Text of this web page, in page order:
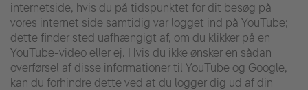
internetside, hvis du på tidspunktet for dit besøg på
vores internet side samtidig var logget ind på YouTube;
dette finder sted uafhængigt af, om du klikker på en
YouTube-video eller ej. Hvis du ikke ønsker en sådan
overførsel af disse informationer til YouTube og Google,
kan du forhindre dette ved at du logger dig ud af din